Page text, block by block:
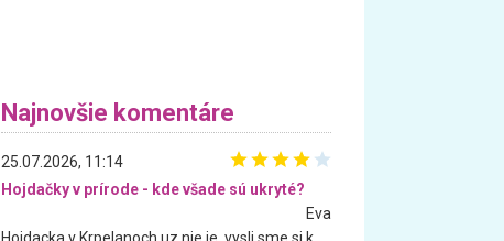
Najnovšie komentáre
25.07.2026, 11:14
Hojdačky v prírode - kde všade sú ukryté?
Eva